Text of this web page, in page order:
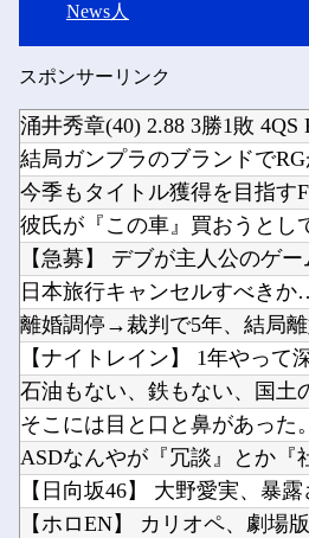
News人
スポンサーリンク
涌井秀章(40) 2.88 3勝1敗 4QS
結局ガンプラのブランドで
今季もタイトル獲得を目指す
【急募】 デブが主人公のゲ
【ナイトレイン】 1年やって
ASDなんやが『冗談』とか『
【日向坂46】 大野愛実、暴